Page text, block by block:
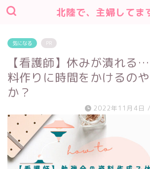
北陸で、主婦してま
気になる PR
【看護師】休みが潰れる
料作りに時間をかけるの
か？
2022年11月4日 /